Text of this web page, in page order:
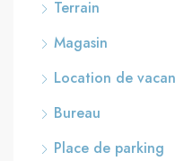
Terrain
Magasin
Location de
Bureau
Place de parking